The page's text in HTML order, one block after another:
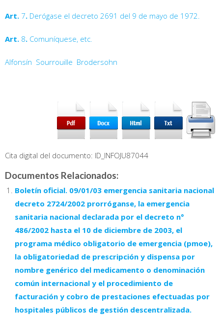
Art. 7. Derógase el decreto 2691 del 9 de mayo de 1972.
Art. 8. Comuníquese, etc.
Alfonsín  Sourrouille  Brodersohn
Cita digital del documento: ID_INFOJU87044
Documentos Relacionados:
Boletín oficial. 09/01/03 emergencia sanitaria nacional
decreto 2724/2002 prorróganse, la emergencia
sanitaria nacional declarada por el decreto n°
486/2002 hasta el 10 de diciembre de 2003, el
programa médico obligatorio de emergencia (pmoe),
la obligatoriedad de prescripción y dispensa por
nombre genérico del medicamento o denominación
común internacional y el procedimiento de
facturación y cobro de prestaciones efectuadas por
hospitales públicos de gestión descentralizada.